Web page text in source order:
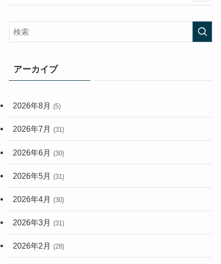
(33)
(248)
アーカイブ
2026年8月 (5)
2026年7月 (31)
2026年6月 (30)
2026年5月 (31)
2026年4月 (30)
2026年3月 (31)
2026年2月 (28)